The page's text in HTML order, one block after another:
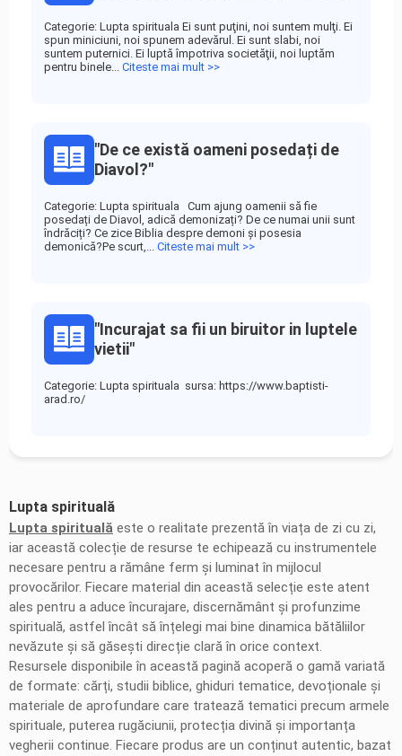
Categorie: Lupta spirituala Ei sunt puţini, noi suntem mulţi. Ei
spun miniciuni, noi spunem adevărul. Ei sunt slabi, noi
suntem puternici. Ei luptă împotriva societăţii, noi luptăm
pentru binele... Citeste mai mult >>
"De ce există oameni posedați de
Diavol?"
Categorie: Lupta spirituala Cum ajung oamenii să fie
posedați de Diavol, adică demonizați? De ce numai unii sunt
îndrăciți? Ce zice Biblia despre demoni și posesia
demonică?Pe scurt,... Citeste mai mult >>
"Incurajat sa fii un biruitor in luptele
vietii"
Categorie: Lupta spirituala sursa: https://www.baptisti-
arad.ro/
Lupta spirituală
Lupta spirituală este o realitate prezentă în viața de zi cu zi,
iar această colecție de resurse te echipează cu instrumentele
necesare pentru a rămâne ferm și luminat în mijlocul
provocărilor. Fiecare material din această selecție este atent
ales pentru a aduce încurajare, discernământ și profunzime
spirituală, astfel încât să înțelegi mai bine dinamica bătăliilor
nevăzute și să găsești direcție clară în orice context.
Resursele disponibile în această pagină acoperă o gamă variată
de formate: cărți, studii biblice, ghiduri tematice, devoționale și
materiale de aprofundare care tratează tematici precum armele
spirituale, puterea rugăciunii, protecția divină și importanța
vegherii continue. Fiecare produs are un conținut autentic, bazat